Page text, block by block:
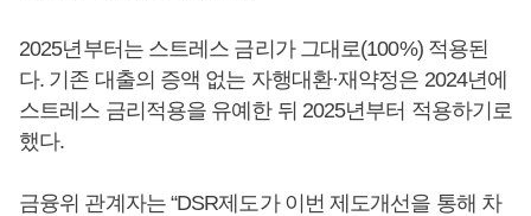
2025년부터는 스트레스 금리가 그대로(100%) 적용된
다. 기존 대출의 증액 없는 자행대환·재약정은 2024년에
스트레스 금리적용을 유예한 뒤 2025년부터 적용하기로
했다.
금융위 관계자는 “DSR제도가 이번 제도개선을 통해 차